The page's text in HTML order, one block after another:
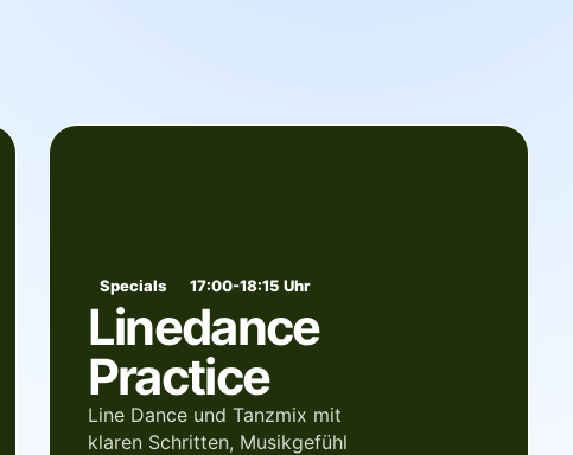
Specials 17:00-18:15 Uhr
Linedance
Practice
Line Dance und Tanzmix mit
klaren Schritten, Musikgefühl